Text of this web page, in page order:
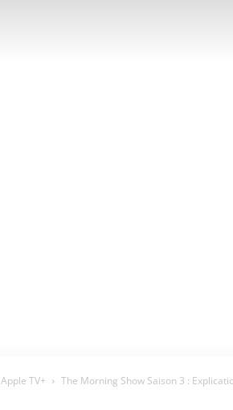
Apple TV+ The Morning Show Saison 3 :